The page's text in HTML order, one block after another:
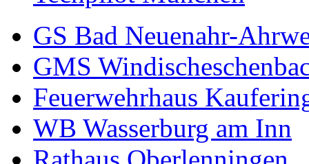
GS Bad Neuenahr-
GMS
Feuerwehrhaus
WB Wasserburg am Inn